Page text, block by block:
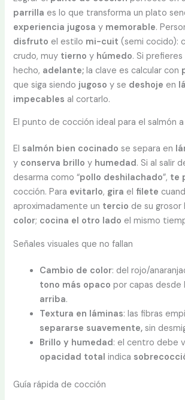
parrilla es lo que transforma un plato
experiencia jugosa y memorable.
disfruto el estilo mi-cuit (semi cocido):
crudo, muy tierno y húmedo. Si
hecho, adelante; la clave es calcular con
que siga siendo jugoso y se deshoje en
impecables al cortarlo.
El punto de cocción ideal para el salmón a
El salmón bien cocinado se separa en
y conserva brillo y humedad. Si al salir
desarma como “pollo deshilachado”, te
cocción. Para evitarlo, gira el filete
aproximadamente un tercio de su grosor
color; cocina el otro lado el mismo
Señales visuales que no fallan
Cambio de color: del rojo/
tono más opaco por capas desde
arriba.
Textura en láminas: las fibras
separarse suavemente, sin
Brillo y humedad: el centro debe
opacidad total indica
Guía rápida de cocción